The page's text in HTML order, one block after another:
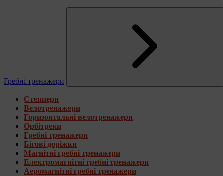
Гребні тренажери
Степпери
Велотренажери
Горизонтальні велотренажери
Орбітреки
Гребні тренажери
Бігові доріжки
Магнітні гребні тренажери
Електромагнітні гребні тренажери
Аеромагнітні гребні тренажери